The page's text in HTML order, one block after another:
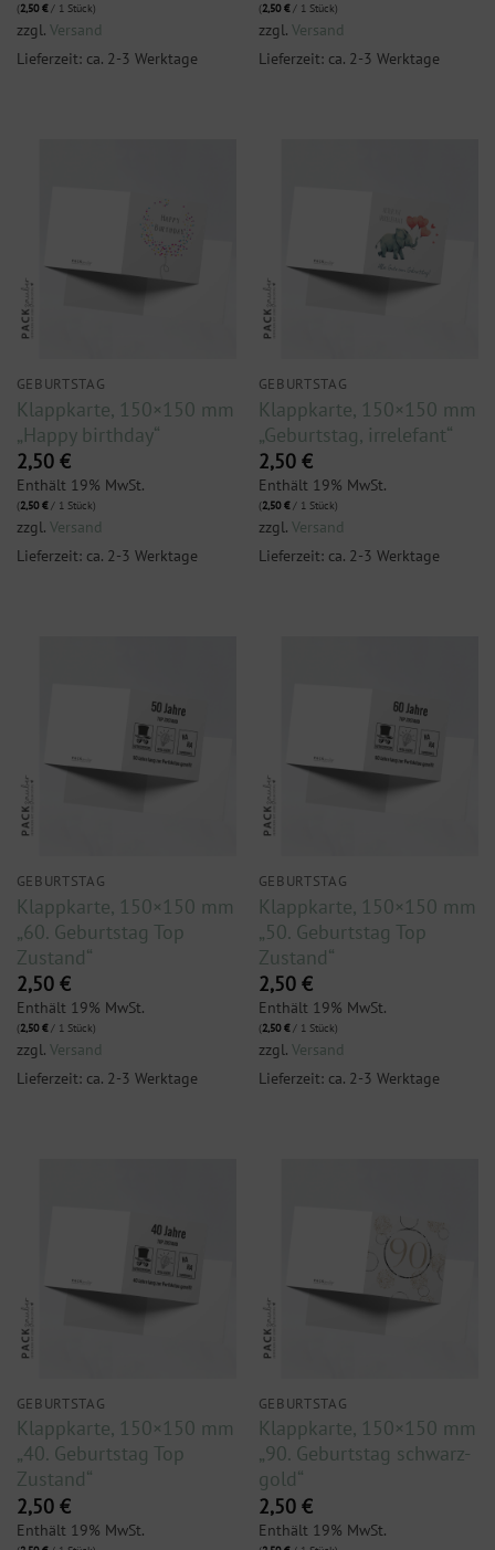
(2,50€/ 1 Stück)
zzgl. Versand
Lieferzeit: ca. 2-3 Werktage
(2,50€/ 1 Stück)
zzgl. Versand
Lieferzeit: ca. 2-3 Werktage
GEBURTSTAG
Klappkarte, 150×150 mm
„Happy birthday“
2,50 €
Enthält 19% MwSt.
(2,50€/ 1 Stück)
zzgl. Versand
Lieferzeit: ca. 2-3 Werktage
GEBURTSTAG
Klappkarte, 150×150 mm
„Geburtstag, irrelefant“
2,50 €
Enthält 19% MwSt.
(2,50€/ 1 Stück)
zzgl. Versand
Lieferzeit: ca. 2-3 Werktage
GEBURTSTAG
Klappkarte, 150×150 mm
„60. Geburtstag Top
Zustand“
2,50 €
Enthält 19% MwSt.
(2,50€/ 1 Stück)
zzgl. Versand
Lieferzeit: ca. 2-3 Werktage
GEBURTSTAG
Klappkarte, 150×150 mm
„50. Geburtstag Top
Zustand“
2,50 €
Enthält 19% MwSt.
(2,50€/ 1 Stück)
zzgl. Versand
Lieferzeit: ca. 2-3 Werktage
GEBURTSTAG
Klappkarte, 150×150 mm
„40. Geburtstag Top
Zustand“
2,50 €
Enthält 19% MwSt.
GEBURTSTAG
Klappkarte, 150×150 mm
„90. Geburtstag schwarz-
gold“
2,50 €
Enthält 19% MwSt.